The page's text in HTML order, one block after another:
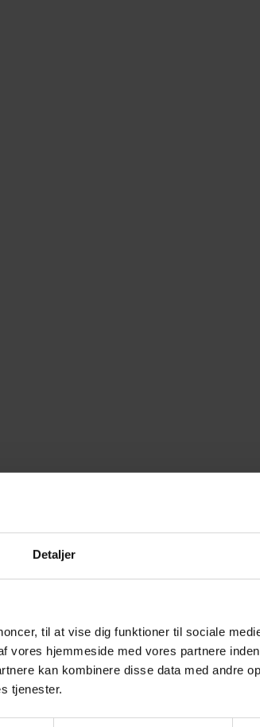
Detaljer
til at vise dig funktioner til sociale
vores hjemmeside med vores partnere
kan kombinere disse data med andre
tjenester.